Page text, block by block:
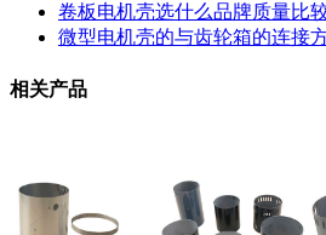
卷板电机壳选什么品牌质量比
微型电机壳的与齿轮箱的连接
相关产品